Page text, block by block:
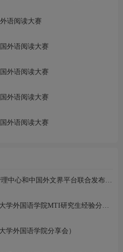
语阅读大赛
外语阅读大赛
外语阅读大赛
外语阅读大赛
外语阅读大赛
中国外文局CATTI项目管理中心和中国外文界平台联合发布《2023国内翻译赛事发展评估报告》
CATTI考试经验分享（兰州大学外国语学院MTI研究生经验分享会）
学外国语学院分享会）